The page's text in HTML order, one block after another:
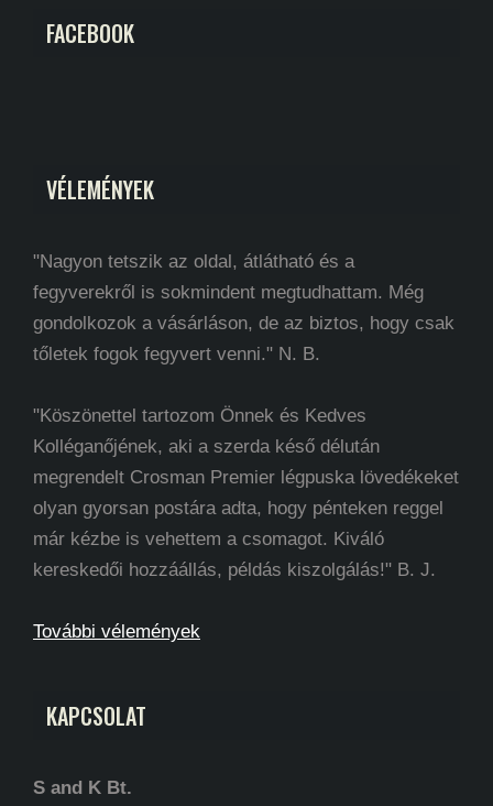
FACEBOOK
VÉLEMÉNYEK
"Nagyon tetszik az oldal, átlátható és a
fegyverekről is sokmindent megtudhattam. Még
gondolkozok a vásárláson, de az biztos, hogy csak
tőletek fogok fegyvert venni." N. B.
"Köszönettel tartozom Önnek és Kedves
Kolléganőjének, aki a szerda késő délután
megrendelt Crosman Premier légpuska lövedékeket
olyan gyorsan postára adta, hogy pénteken reggel
már kézbe is vehettem a csomagot. Kiváló
kereskedői hozzáállás, példás kiszolgálás!" B. J.
További vélemények
KAPCSOLAT
S and K Bt.